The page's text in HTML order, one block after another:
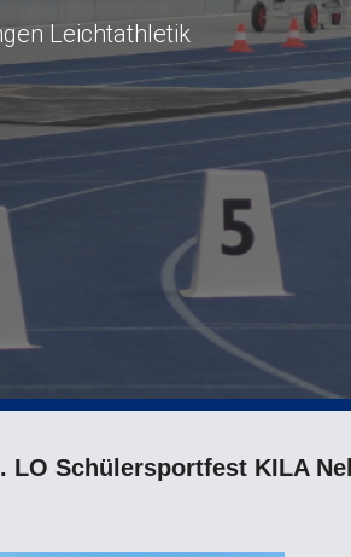
Leichtathletik
LO Schülersportfest KILA